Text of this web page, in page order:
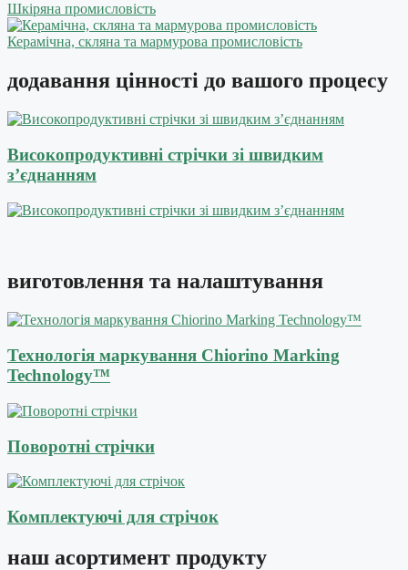
Шкіряна промисловість
Керамічна, скляна та мармурова промисловість
додавання цінності до вашого процесу
Високопродуктивні стрічки зі швидким
з’єднанням
виготовлення та налаштування
Технологія маркування Chiorino Marking
Technology™
Поворотні стрічки
Комплектуючі для стрічок
наш асортимент продукту